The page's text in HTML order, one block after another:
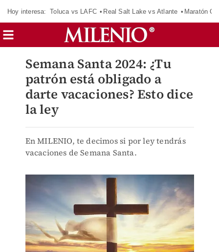
Hoy interesa: Toluca vs LAFC Real Salt Lake vs Atlante Maratón
Semana Santa 2024: ¿Tu
patrón está obligado a
darte vacaciones? Esto dice
la ley
En MILENIO, te decimos si por ley tendrás
vacaciones de Semana Santa.